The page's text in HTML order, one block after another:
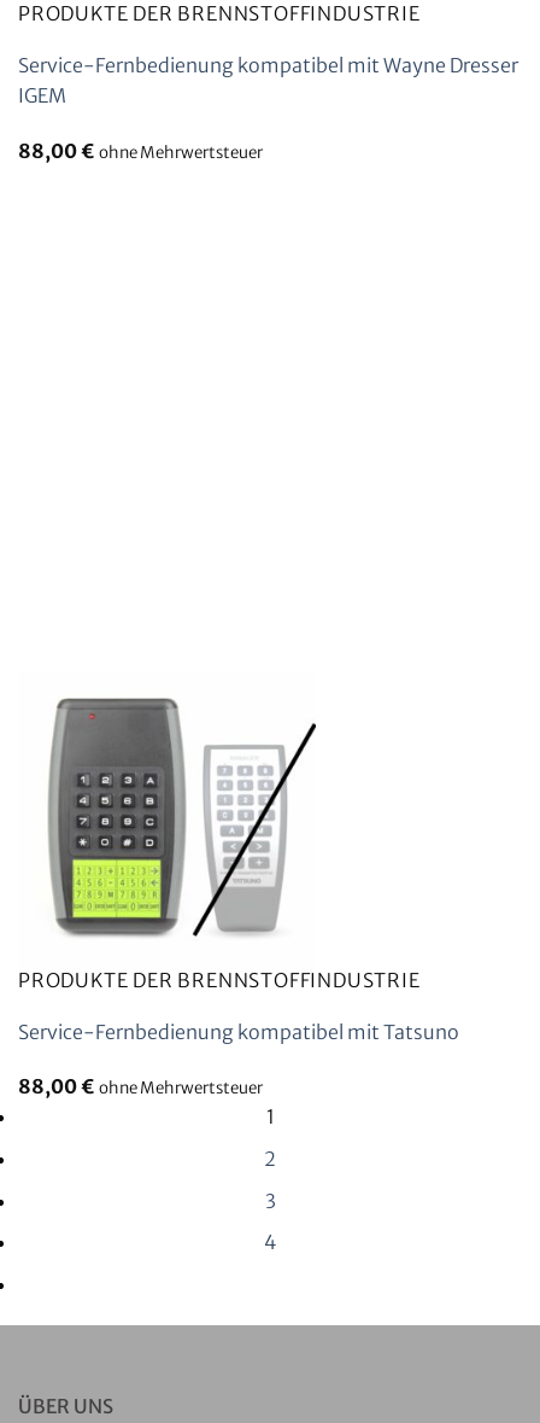
PRODUKTE DER BRENNSTOFFINDUSTRIE
Service-Fernbedienung kompatibel mit Wayne Dresser
IGEM
88,00€ ohne Mehrwertsteuer
PRODUKTE DER BRENNSTOFFINDUSTRIE
Service-Fernbedienung kompatibel mit Tatsuno
88,00€ ohne Mehrwertsteuer
1
2
3
4
ÜBER UNS